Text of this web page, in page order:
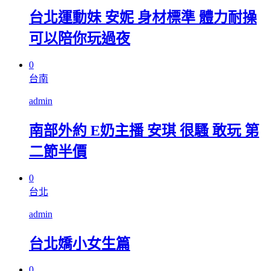
台北運動妹 安妮 身材標準 體力耐操
可以陪你玩過夜
0
台南
admin
南部外約 E奶主播 安琪 很騷 敢玩 第
二節半價
0
台北
admin
台北嬌小女生篇